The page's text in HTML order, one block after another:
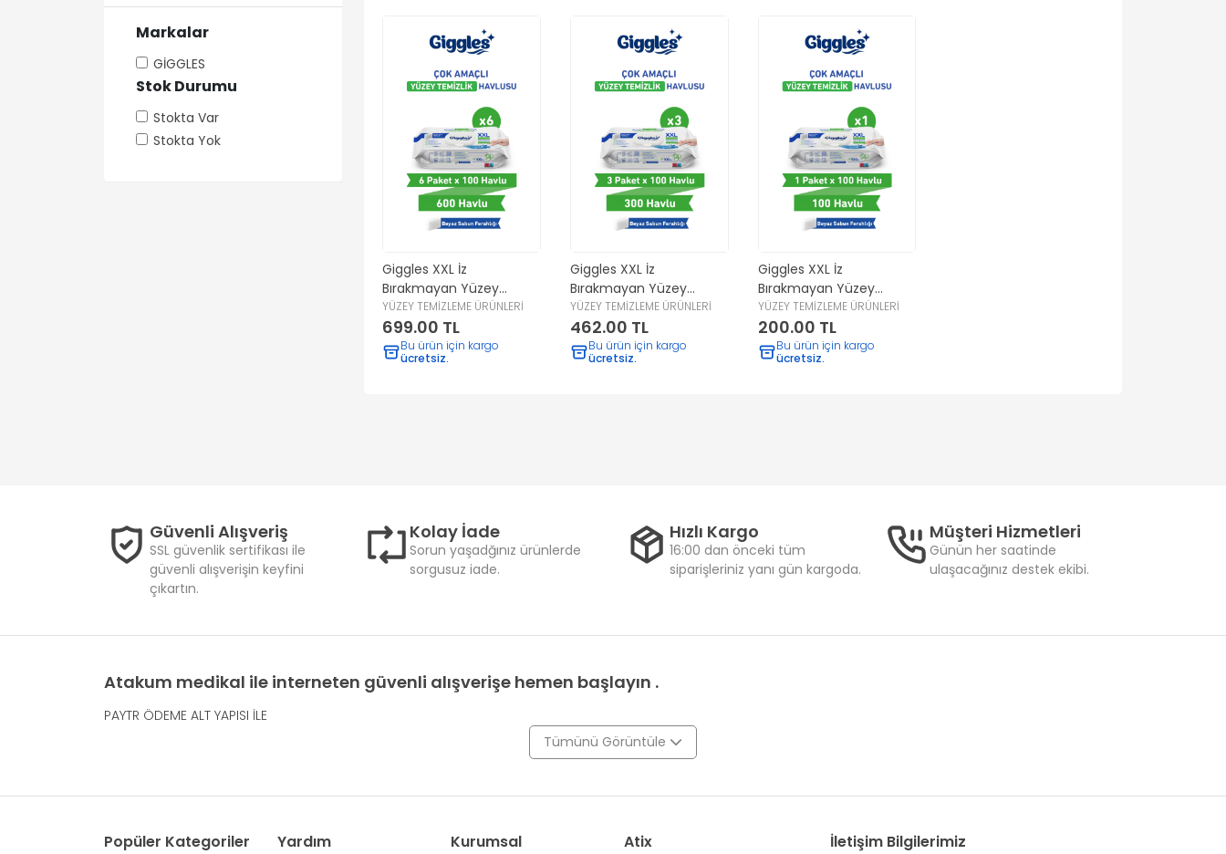
Markalar
GİGGLES
Stok Durumu
Stokta Var
Stokta Yok
Giggles XXL İz
Bırakmayan Yüzey
Temizlik Havlusu -
(Beyaz Sabun Ferahlığı)
600 Yaprak
YÜZEY TEMİZLEME ÜRÜNLERİ
699.00 TL
Bu ürün için kargo
ücretsiz.
Giggles XXL İz
Bırakmayan Yüzey
Temizlik Havlusu -
(Beyaz Sabun Ferahlığı)
300 Yaprak
YÜZEY TEMİZLEME ÜRÜNLERİ
462.00 TL
Bu ürün için kargo
ücretsiz.
Giggles XXL İz
Bırakmayan Yüzey
Temizlik Havlusu -
(Beyaz Sabun Ferahlığı)
100 Yaprak
YÜZEY TEMİZLEME ÜRÜNLERİ
200.00 TL
Bu ürün için kargo
ücretsiz.
Güvenli Alışveriş
SSL güvenlik sertifikası ile
güvenli alışverişin keyfini
çıkartın.
Kolay İade
Sorun yaşadğınız ürünlerde
sorgusuz iade.
Hızlı Kargo
16:00 dan önceki tüm
siparişleriniz yanı gün kargoda.
Müşteri Hizmetleri
Günün her saatinde
ulaşacağınız destek ekibi.
Atakum medikal ile interneten güvenli alışverişe hemen başlayın .
PAYTR ÖDEME ALT YAPISI İLE
Tümünü Görüntüle
Popüler Kategoriler Yardım Kurumsal Atix İletişim Bilgilerimiz